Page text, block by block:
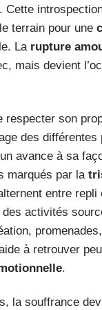
Cette
terrain pour une
La rupture
mais devient
respecter son
des différentes
avance à sa
marqués par la
entre repli
des activités
à retrouver
.
la souffrance